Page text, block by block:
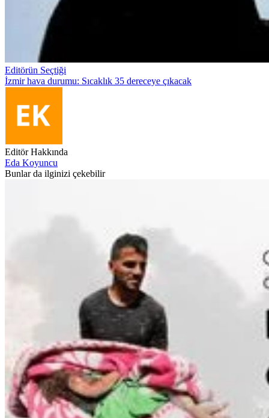
Editörün Seçtiği
İzmir hava durumu: Sıcaklık 35 dereceye çıkacak
Editör Hakkında
Eda Koyuncu
Bunlar da ilginizi çekebilir